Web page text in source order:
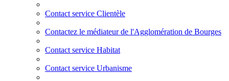
Contact service Clientèle
Contactez le médiateur de l'Agglomération de Bourges
Contact service Habitat
Contact service Urbanisme